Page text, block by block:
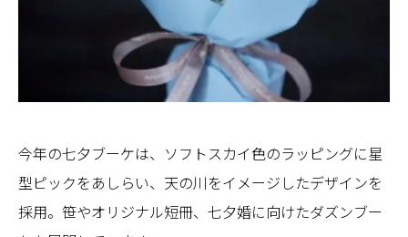
今年の七夕ブーケは、ソフトスカイ色のラッピングに星
型ピックをあしらい、天の川をイメージしたデザインを
採用。笹やオリジナル短冊、七夕婚に向けたダズンブー